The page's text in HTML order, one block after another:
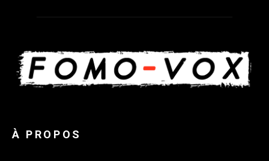
À PROPOS